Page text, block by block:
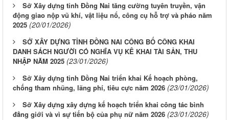
Sở Xây dựng tỉnh Đồng Nai tăng cường tuyên truyền, vận
động giao nộp vũ khí, vật liệu nổ, công cụ hỗ trợ và pháo năm
2025 (20/01/2026)
SỞ XÂY DỰNG TỈNH ĐỒNG NAI CÔNG BỐ CÔNG KHAI
DANH SÁCH NGƯỜI CÓ NGHĨA VỤ KÊ KHAI TÀI SẢN, THU
NHẬP NĂM 2025 (23/01/2026)
Sở Xây dựng tỉnh Đồng Nai triển khai Kế hoạch phòng,
chống tham nhũng, lãng phí, tiêu cực năm 2026 (23/01/2026)
Sở Xây dựng xây dựng kế hoạch triển khai công tác bình
đẳng giới và vì sự tiến bộ của phụ nữ năm 2026 (23/01/2026)